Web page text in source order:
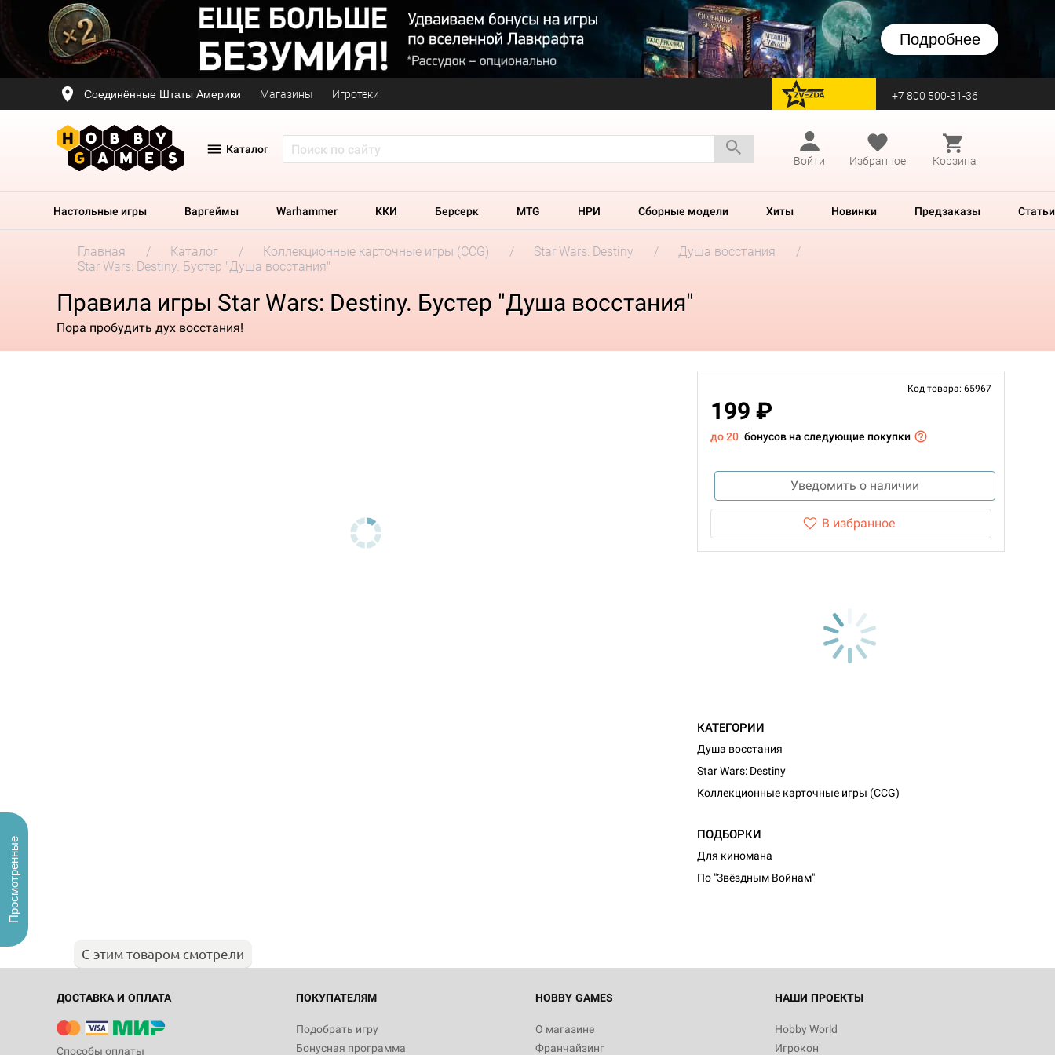
Подробнее
Соединённые Штаты Америки Магазины Игротеки перейти на Zvezda +7 800 500-31-36
Каталог
Войти
Избранное Корзина
Настольные игры Варгеймы Warhammer ККИ Берсерк MTG НРИ Сборные модели Хиты Новинки Предзаказы Статьи
Главная Каталог Коллекционные карточные игры (CCG) Star Wars: Destiny
Душа восстания
Star Wars: Destiny. Бустер "Душа восстания"
Правила игры Star Wars: Destiny. Бустер "Душа восстания"
Пора пробудить дух восстания!
Код товара: 65967
199 ₽
до 20 бонусов на следующие покупки
Уведомить о наличии
В избранное
КАТЕГОРИИ
Душа восстания
Star Wars: Destiny
Коллекционные карточные игры (CCG)
ПОДБОРКИ
Для киномана
По "Звёздным Войнам"
С этим товаром смотрели
ДОСТАВКА И ОПЛАТА
Способы оплаты
ПОКУПАТЕЛЯМ
Подобрать игру
Бонусная программа
HOBBY GAMES
О магазине
Франчайзинг
НАШИ ПРОЕКТЫ
Hobby World
Игрокон
Просмотренные
Настольная игра Hobby World Журнал
"Мир фантастики. Спецвыпуск: Братья
империи: Боевая тревога
799